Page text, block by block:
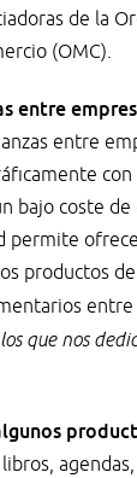
de la
(OMC).
entre
entre
bajo coste
permite
productos
entre
que nos